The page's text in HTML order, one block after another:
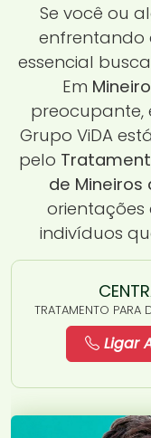
Se você ou
enfrentando
essencial
Em
preocupante,
Grupo ViDA
pelo
de Mineiros
indivíduos
TRATAMENTO PARA
Ligar